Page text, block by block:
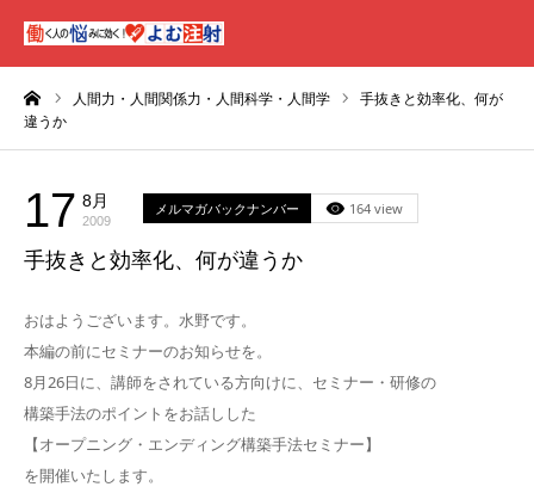
人間力・人間関係力・人間科学・人間学
手抜きと効率化、何が
違うか
17 8月
2009
メルマガバックナンバー 164 view
手抜きと効率化、何が違うか
おはようございます。水野です。
本編の前にセミナーのお知らせを。
8月26日に、講師をされている方向けに、セミナー・研修の
構築手法のポイントをお話しした
【オープニング・エンディング構築手法セミナー】
を開催いたします。